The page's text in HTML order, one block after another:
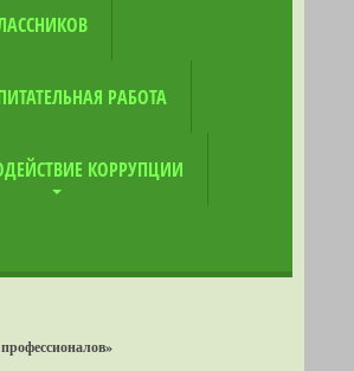
РАБОТА
КОРРУПЦИИ